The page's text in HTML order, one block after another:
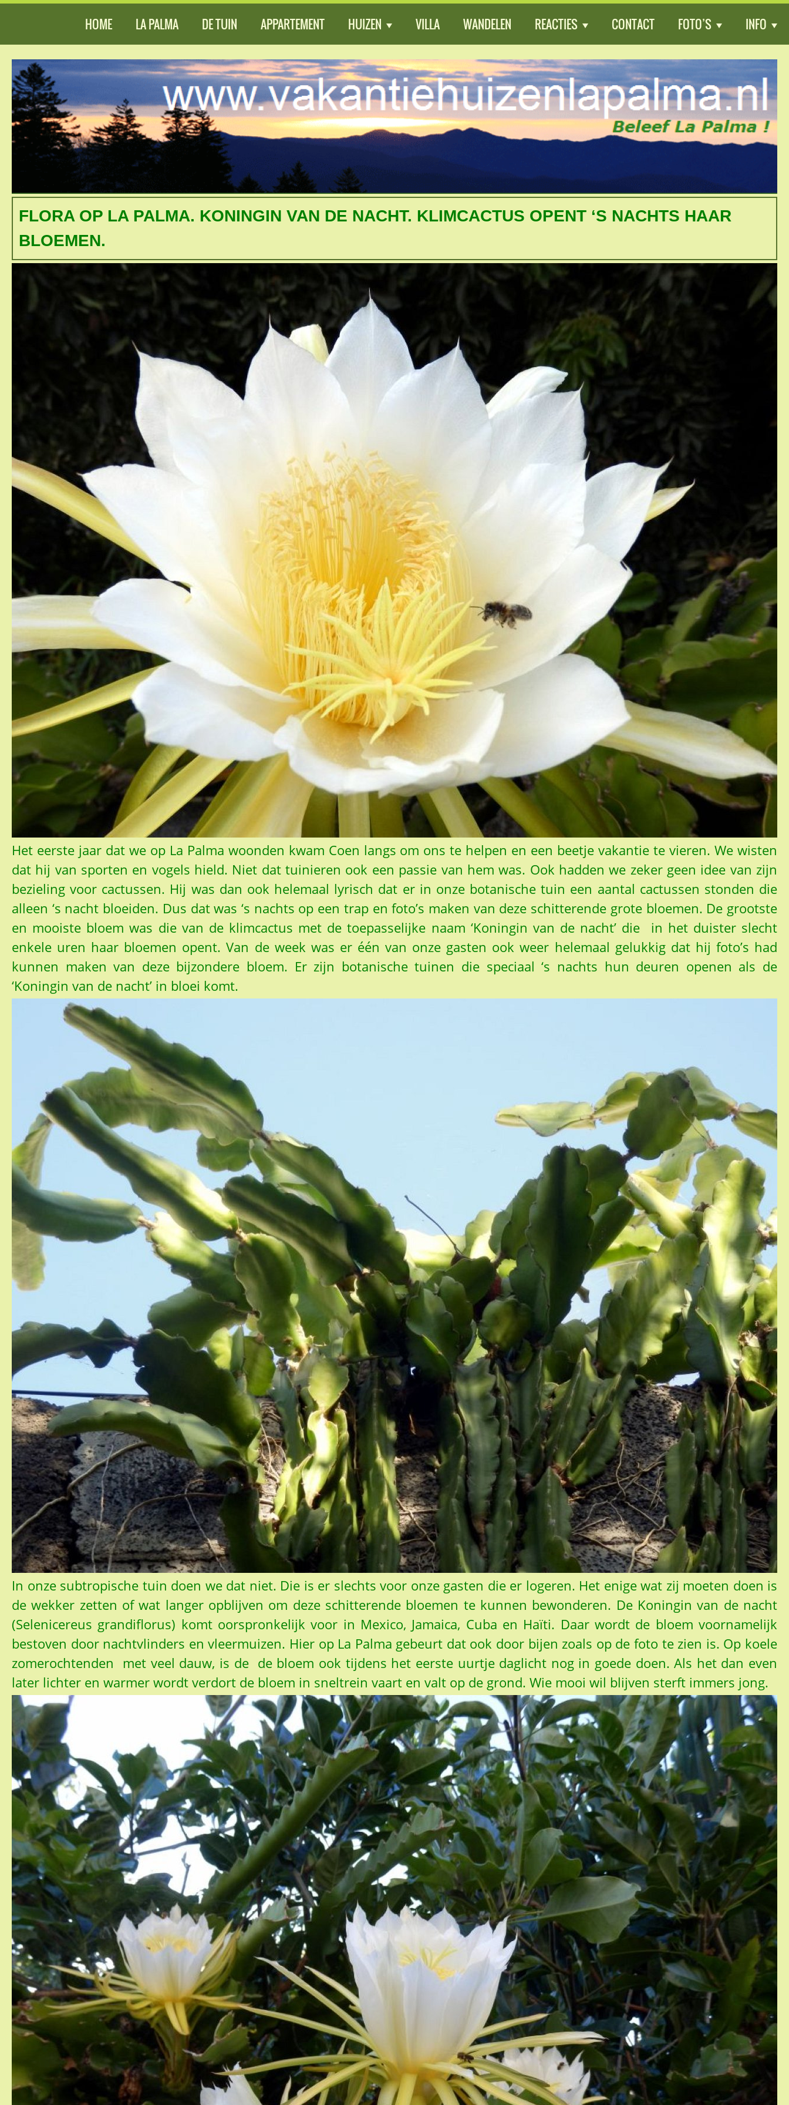
FLORA OP LA PALMA. KONINGIN VAN DE NACHT. KLIMCACTUS OPENT ‘S NACHTS HAAR
BLOEMEN.
Het eerste jaar dat we op La Palma woonden kwam Coen langs om ons te helpen en een beetje vakantie te vieren. We wisten
dat hij van sporten en vogels hield. Niet dat tuinieren ook een passie van hem was. Ook hadden we zeker geen idee van zijn
bezieling voor cactussen. Hij was dan ook helemaal lyrisch dat er in onze botanische tuin een aantal cactussen stonden die
alleen ‘s nacht bloeiden. Dus dat was ‘s nachts op een trap en foto’s maken van deze schitterende grote bloemen. De grootste
en mooiste bloem was die van de klimcactus met de toepasselijke naam ‘Koningin van de nacht’ die in het duister slecht
enkele uren haar bloemen opent. Van de week was er één van onze gasten ook weer helemaal gelukkig dat hij foto’s had
kunnen maken van deze bijzondere bloem. Er zijn botanische tuinen die speciaal ‘s nachts hun deuren openen als de
‘Koningin van de nacht’ in bloei komt.
In onze subtropische tuin doen we dat niet. Die is er slechts voor onze gasten die er logeren. Het enige wat zij moeten doen is
de wekker zetten of wat langer opblijven om deze schitterende bloemen te kunnen bewonderen. De Koningin van de nacht
(Selenicereus grandiflorus) komt oorspronkelijk voor in Mexico, Jamaica, Cuba en Haïti. Daar wordt de bloem voornamelijk
bestoven door nachtvlinders en vleermuizen. Hier op La Palma gebeurt dat ook door bijen zoals op de foto te zien is. Op koele
zomerochtenden met veel dauw, is de de bloem ook tijdens het eerste uurtje daglicht nog in goede doen. Als het dan even
later lichter en warmer wordt verdort de bloem in sneltrein vaart en valt op de grond. Wie mooi wil blijven sterft immers jong.
HOME LA PALMA DE TUIN APPARTEMENT HUIZEN VILLA WANDELEN REACTIES CONTACT FOTO’S INFO